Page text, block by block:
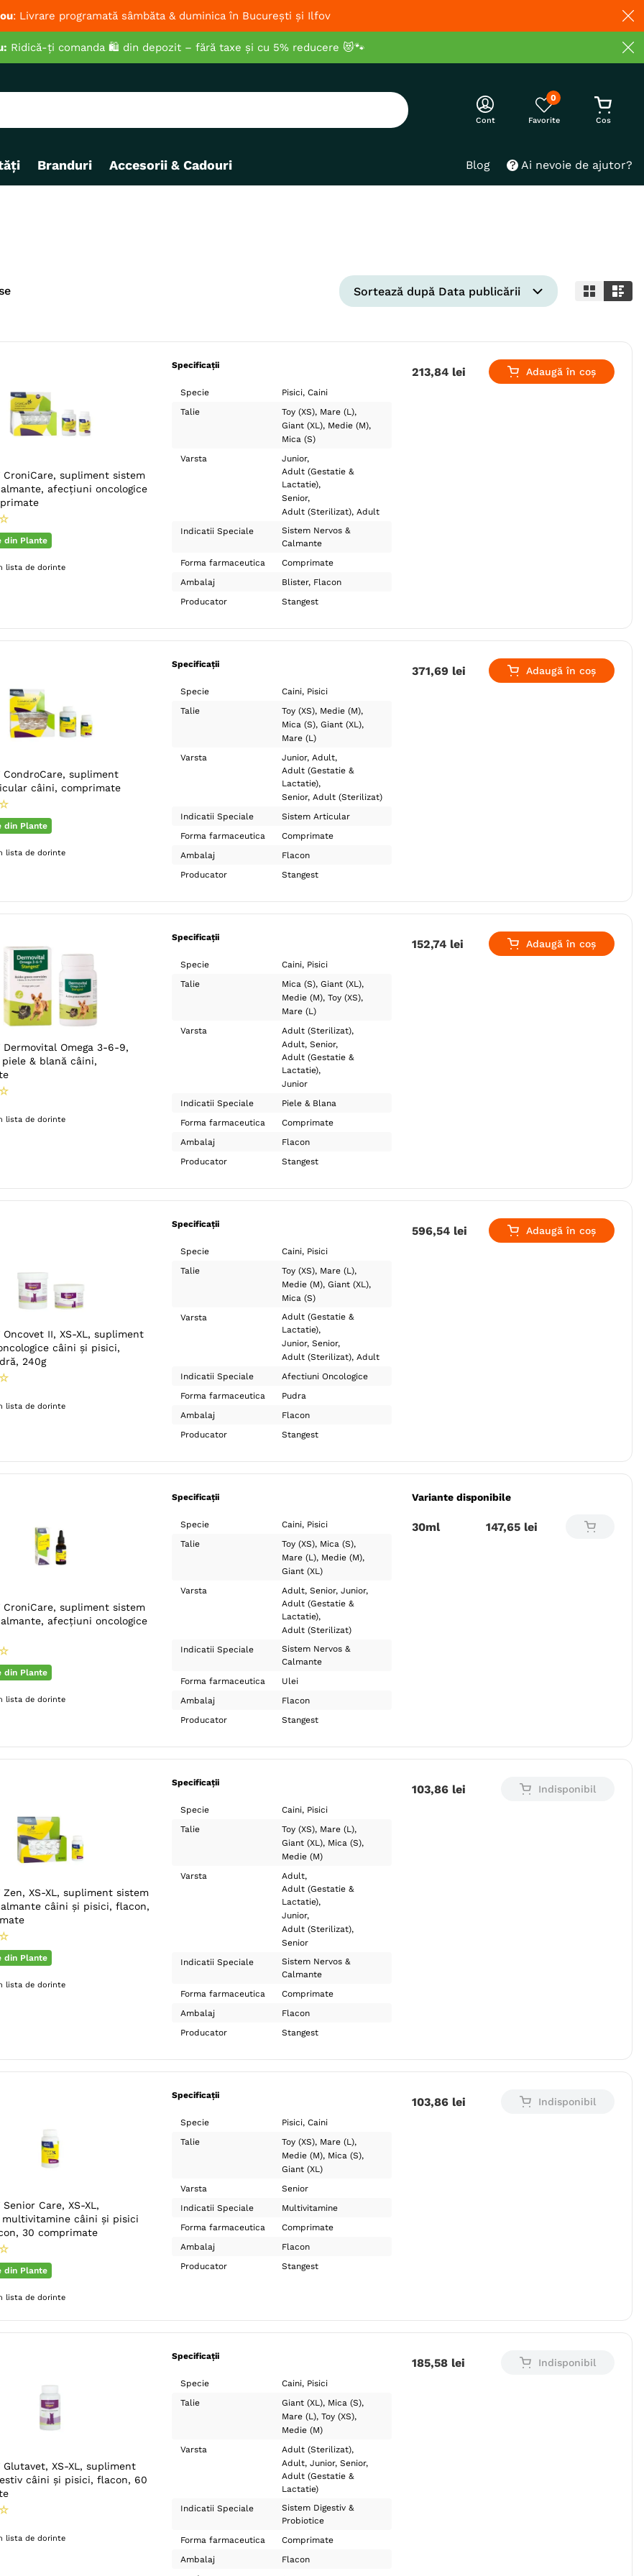
: Livrare programată sâmbăta & duminica în București și Ilfov
Ridică-ți comanda 🛍️ din depozit – fără taxe și cu 5% reducere 😻🐾
Cont
0
Branduri Accesorii & Cadouri Blog Ai nevoie de ajutor?
Sortează după Data publicării
CroniCare, supliment sistem
afecțiuni oncologice
☆
din Plante
lista de dorinte
Specificații
Specie Pisici Caini
Talie
Toy (XS) Mare (L)
Giant (XL) Medie (M)
Mica (S)
Varsta
Junior
Adult (Gestatie &
Lactatie)
Senior
Adult (Sterilizat) Adult
Indicatii Speciale
Sistem Nervos &
Calmante
Forma farmaceutica
Comprimate
Ambalaj
Blister Flacon
Producator
Stangest
213,84 lei Adaugă în coș
CondroCare, supliment
câini, comprimate
☆
din Plante
lista de dorinte
Specificații
Specie Caini Pisici
Talie
Toy (XS) Medie (M)
Mica (S) Giant (XL)
Mare (L)
Varsta
Junior Adult
Adult (Gestatie &
Lactatie)
Senior Adult (Sterilizat)
Indicatii Speciale
Sistem Articular
Forma farmaceutica
Comprimate
Ambalaj
Flacon
Producator
Stangest
371,69 lei Adaugă în coș
Dermovital Omega 3-6-9,
& blană câini,
☆
lista de dorinte
Specificații
Specie Caini Pisici
Talie
Mica (S) Giant (XL)
Medie (M) Toy (XS)
Mare (L)
Varsta
Adult (Sterilizat)
Adult Senior
Adult (Gestatie &
Lactatie)
Junior
Indicatii Speciale
Piele & Blana
Forma farmaceutica
Comprimate
Ambalaj
Flacon
Producator
Stangest
152,74 lei Adaugă în coș
Oncovet II, XS-XL, supliment
câini și pisici,
240g
☆
lista de dorinte
Specificații
Specie Caini Pisici
Talie
Toy (XS) Mare (L)
Medie (M) Giant (XL)
Mica (S)
Varsta
Adult (Gestatie &
Lactatie)
Junior Senior
Adult (Sterilizat) Adult
Indicatii Speciale
Afectiuni Oncologice
Forma farmaceutica
Pudra
Ambalaj
Flacon
Producator
Stangest
596,54 lei Adaugă în coș
CroniCare, supliment sistem
afecțiuni oncologice
☆
din Plante
lista de dorinte
Specificații
Specie Caini Pisici
Talie
Toy (XS) Mica (S)
Mare (L) Medie (M)
Giant (XL)
Varsta
Adult Senior Junior
Adult (Gestatie &
Lactatie)
Adult (Sterilizat)
Indicatii Speciale
Sistem Nervos &
Calmante
Forma farmaceutica
Ulei
Ambalaj
Flacon
Producator
Stangest
Variante disponibile
30ml 147,65 lei
Zen, XS-XL, supliment sistem
câini și pisici, flacon,
☆
din Plante
lista de dorinte
Specificații
Specie Caini Pisici
Talie
Toy (XS) Mare (L)
Giant (XL) Mica (S)
Medie (M)
Varsta
Adult
Adult (Gestatie &
Lactatie)
Junior
Adult (Sterilizat)
Senior
Indicatii Speciale
Sistem Nervos &
Calmante
Forma farmaceutica
Comprimate
Ambalaj
Flacon
Producator
Stangest
103,86 lei Indisponibil
Senior Care, XS-XL,
câini și pisici
30 comprimate
☆
din Plante
lista de dorinte
Specificații
Specie Pisici Caini
Talie
Toy (XS) Mare (L)
Medie (M) Mica (S)
Giant (XL)
Varsta
Senior
Indicatii Speciale
Multivitamine
Forma farmaceutica
Comprimate
Ambalaj
Flacon
Producator
Stangest
103,86 lei Indisponibil
Glutavet, XS-XL, supliment
câini și pisici, flacon, 60
☆
lista de dorinte
Specificații
Specie Caini Pisici
Talie
Giant (XL) Mica (S)
Mare (L) Toy (XS)
Medie (M)
Varsta
Adult (Sterilizat)
Adult Junior Senior
Adult (Gestatie &
Lactatie)
Indicatii Speciale
Sistem Digestiv &
Probiotice
Forma farmaceutica
Comprimate
Ambalaj
Flacon
185,58 lei Indisponibil